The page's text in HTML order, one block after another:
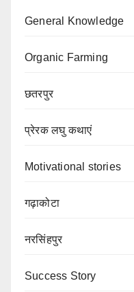
General Knowledge
Organic Farming
छतरपुर
प्रेरक लघु कथाएं
Motivational stories
गढ़ाकोटा
नरसिंहपुर
Success Story